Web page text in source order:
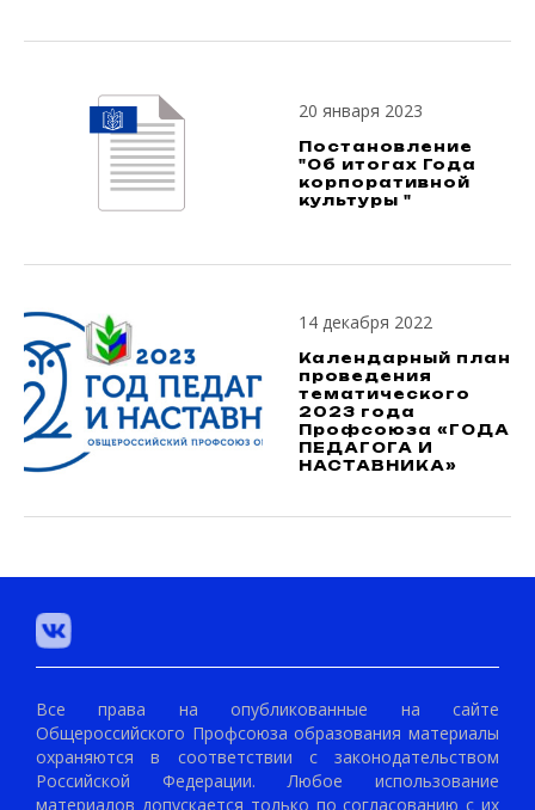
20 января 2023
Постановление
"Об итогах Года
корпоративной
культуры "
14 декабря 2022
Календарный план
проведения
тематического
2023 года
Профсоюза «ГОДА
ПЕДАГОГА И
НАСТАВНИКА»
Все права на опубликованные на сайте
Общероссийского Профсоюза образования материалы
охраняются в соответствии с законодательством
Российской Федерации. Любое использование
материалов допускается только по согласованию с их